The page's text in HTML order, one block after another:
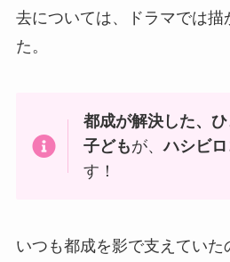
去については、ドラマでは描
た。
都成が解決した、
子どもが、ハシビ
す！
いつも都成を影で支えてい